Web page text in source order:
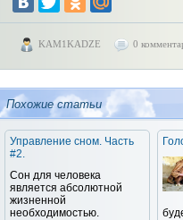
KAM1KADZE 0
Похожие статьи
Управление сном. Часть
#2.
Сон для человека
является абсолютной
жизненной
необходимостью.